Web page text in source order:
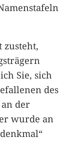
zusteht,
Sie, sich
des
der
wurde an